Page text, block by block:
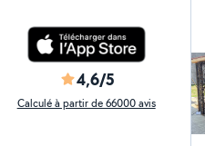
4,6/5
Calculé à partir de 66000 avis